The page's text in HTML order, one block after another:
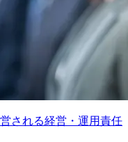
される経営・運用責任